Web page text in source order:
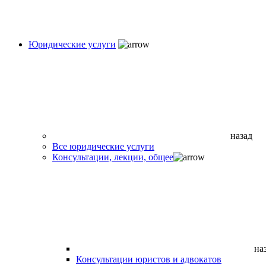
Юридические услуги
назад
Все юридические услуги
Консультации, лекции, общее
Консультации юристов и адвокатов